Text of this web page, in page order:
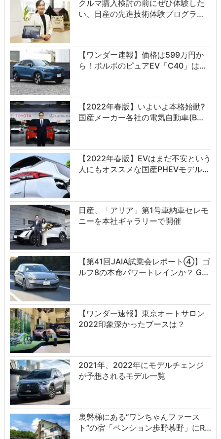
クルマ購入検討の前にぜひ体験した
い、日産の先進技術体験プログラ…
【ワンダー速報】価格は599万円か
ら！ボルボのピュアEV「C40」は…
【2022年春版】いよいよ本格始動?
国産メーカー各社の電気自動車(B…
【2022年春版】EVはまだ不安という
人にもオススメな国産PHEVモデル…
日産、「アリア」第1号車納車セレモ
ニーを本社ギャラリーで開催
【第41回JAIA試乗会レポート④】ゴ
ルフ8の本命パワートレインか？ G…
【ワンダー速報】東京オートサロン
2022印象深かったブースは？
2021年、2022年にモデルチェンジ
が予想されるモデル一覧
裏磐梯にある“ワンちゃんファース
ト”の宿「ペンション歩野慕野」にR…